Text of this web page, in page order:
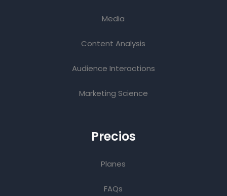
Media
Content Analysis
Audience Interactions
Marketing Science
Precios
Planes
FAQs